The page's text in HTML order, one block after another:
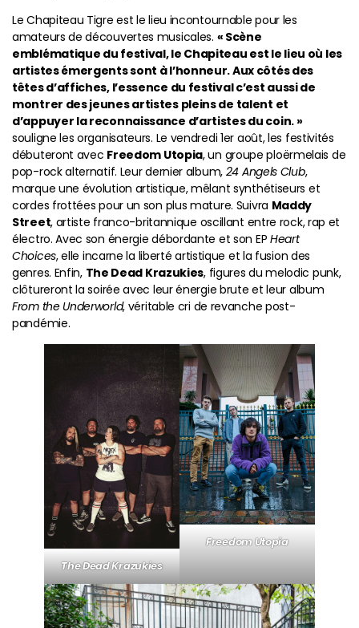
Le Chapiteau Tigre est le lieu incontournable pour les
amateurs de découvertes musicales. « Scène
emblématique du festival, le Chapiteau est le lieu où les
artistes émergents sont à l’honneur. Aux côtés des
têtes d’affiches, l’essence du festival c’est aussi de
montrer des jeunes artistes pleins de talent et
d’appuyer la reconnaissance d’artistes du coin. »
souligne les organisateurs. Le vendredi 1er août, les festivités
débuteront avec Freedom Utopia, un groupe ploërmelais de
pop-rock alternatif. Leur dernier album, 24 Angels Club,
marque une évolution artistique, mêlant synthétiseurs et
cordes frottées pour un son plus mature. Suivra Maddy
Street, artiste franco-britannique oscillant entre rock, rap et
électro. Avec son énergie débordante et son EP Heart
Choices, elle incarne la liberté artistique et la fusion des
genres. Enfin, The Dead Krazukies, figures du melodic punk,
clôtureront la soirée avec leur énergie brute et leur album
From the Underworld, véritable cri de revanche post-
pandémie.
The Dead Krazukies
Freedom Utopia